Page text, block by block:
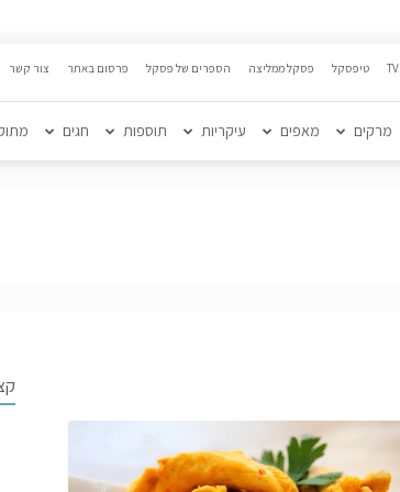
טיפסקל פסקל ממליצה הספרים של פסקל פרסום באתר צור קשר
מרקים מאפים עיקריות תוספות חגים